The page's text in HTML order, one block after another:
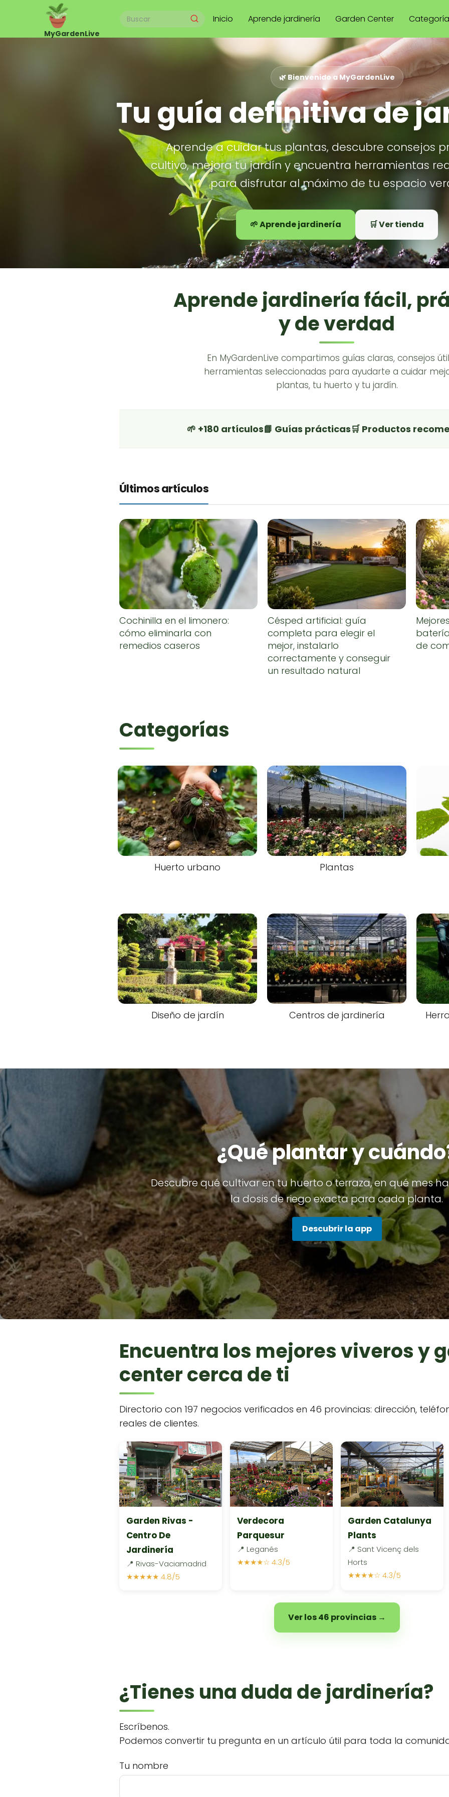
Inicio Aprende jardinería Garden Center
🌿 Bienvenido a MyGardenLive
Tu guía definitiva de
Aprende a cuidar tus plantas, descubre consejos
cultivo, mejora tu jardín y encuentra herramientas
para disfrutar al máximo de tu espacio
🌱 Aprende jardinería 🛒 Ver tienda
Aprende jardinería fácil,
y de verdad
En MyGardenLive compartimos guías claras, consejos
herramientas seleccionadas para ayudarte a cuidar
plantas, tu huerto y tu jardín.
🌱 +180 artículos📘 Guías prácticas🛒 Productos
Últimos artículos
Cochinilla en el limonero:
cómo eliminarla con
remedios caseros
Césped artificial: guía
completa para elegir el
mejor, instalarlo
correctamente y conseguir
un resultado natural
de
Categorías
Huerto urbano Plantas
Diseño de jardín Centros de jardinería
¿Qué plantar y
Descubre qué cultivar en tu huerto o terraza, en qué mes
la dosis de riego exacta para cada planta.
Descubrir la app
Encuentra los mejores viveros y
center cerca de ti
Directorio con 197 negocios verificados en 46 provincias: dirección,
reales de clientes.
Garden Rivas -
Centro De
Jardinería
📍 Rivas-Vaciamadrid
★★★★★ 4.8/5
Verdecora
Parquesur
📍 Leganés
★★★★☆ 4.3/5
Garden Catalunya
Plants
📍 Sant Vicenç dels
Horts
★★★★☆ 4.3/5
Ver los 46 provincias →
¿Tienes una duda de jardinería?
Escríbenos.
Podemos convertir tu pregunta en un artículo útil para toda la
Tu nombre